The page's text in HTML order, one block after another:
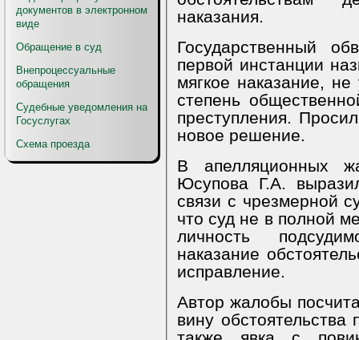
документов в электронном
виде
Обращение в суд
Внепроцессуальные
обращения
Судебные уведомления на
Госуслугах
Схема проезда
наказания.
Государственный
первой инстанции
мягкое наказание,
степень
преступления.
новое решение.
В апелляционных
Юсупова Г.А.
связи с чрезмерной
что суд не в полной
личность
наказание
исправление.
Автор жалобы
вину